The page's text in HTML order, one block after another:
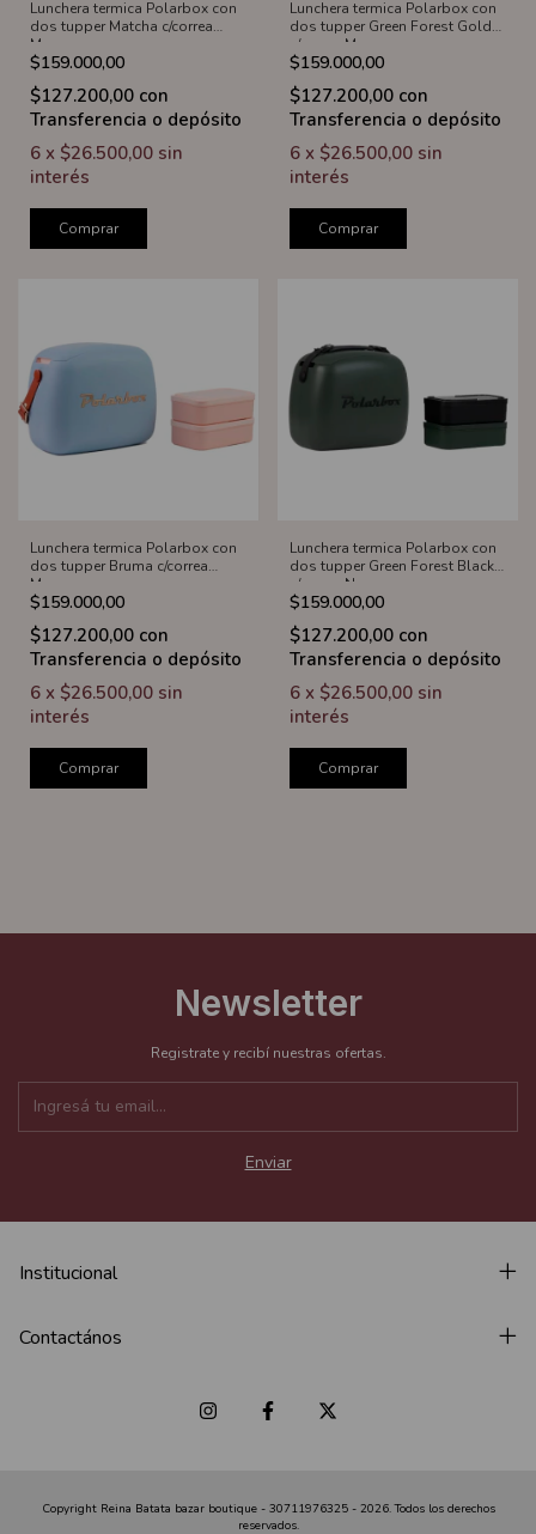
Lunchera termica Polarbox con
dos tupper Matcha c/correa
Marron
$159.000,00
$127.200,00 con
Transferencia o depósito
6 x $26.500,00 sin
interés
Comprar
Lunchera termica Polarbox con
dos tupper Green Forest Gold
c/correa Marron
$159.000,00
$127.200,00 con
Transferencia o depósito
6 x $26.500,00 sin
interés
Comprar
Lunchera termica Polarbox con
dos tupper Bruma c/correa
Marron
$159.000,00
$127.200,00 con
Transferencia o depósito
6 x $26.500,00 sin
interés
Comprar
Lunchera termica Polarbox con
dos tupper Green Forest Black
c/correa Negra
$159.000,00
$127.200,00 con
Transferencia o depósito
6 x $26.500,00 sin
interés
Comprar
Newsletter
Registrate y recibí nuestras ofertas.
Institucional
Contactános
Copyright Reina Batata bazar boutique - 30711976325 - 2026. Todos los derechos
reservados.